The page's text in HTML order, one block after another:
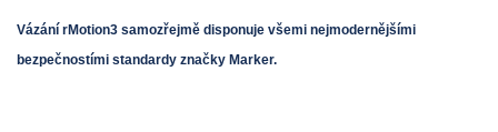
Vázání rMotion3 samozřejmě disponuje všemi nejmodernějšími
bezpečnostími standardy značky Marker.